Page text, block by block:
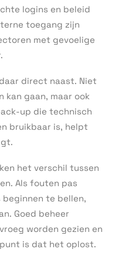
logins en beleid
toegang zijn
met gevoelige
direct naast. Niet
kan gaan, maar ook
up die technisch
bruikbaar is, helpt
het verschil tussen
Als fouten pas
te bellen,
Goed beheer
worden gezien en
is dat het oplost.